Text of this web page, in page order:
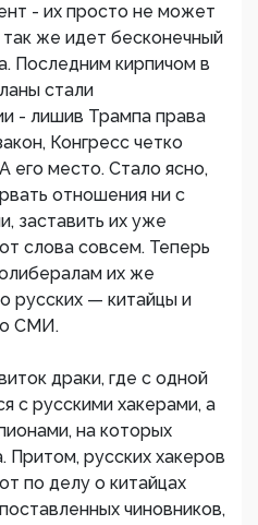
- их просто не может
же идет бесконечный
Последним кирпичом в
стали
- лишив Трампа права
Конгресс четко
его место. Стало ясно,
отношения ни с
заставить их уже
слова совсем. Теперь
их же
русских — китайцы и
СМИ.
драки, где с одной
с русскими хакерами, а
на которых
Притом, русских хакеров
по делу о китайцах
чиновников,